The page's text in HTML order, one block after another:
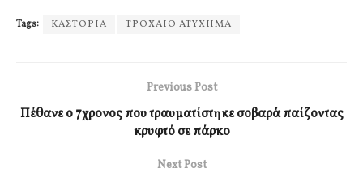
Tags: ΚΑΣΤΟΡΙΑ ΤΡΟΧΑΙΟ ΑΤΥΧΗΜΑ
Previous Post
Πέθανε ο 7χρονος που τραυματίστηκε σοβαρά παίζοντας
κρυφτό σε πάρκο
Next Post